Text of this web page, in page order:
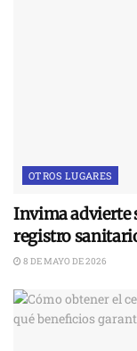
OTROS LUGARES
Invima advierte
registro
8 DE MAYO DE 2026